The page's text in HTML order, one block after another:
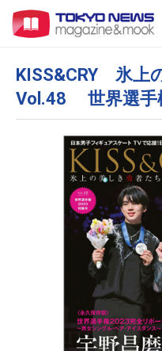
KISS&CRY 氷上
Vol.48 世界選